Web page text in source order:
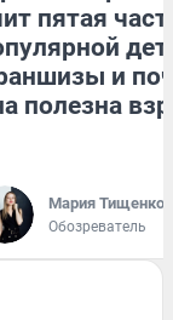
пятая
и
полезна
Мария Тищенко
Обозреватель